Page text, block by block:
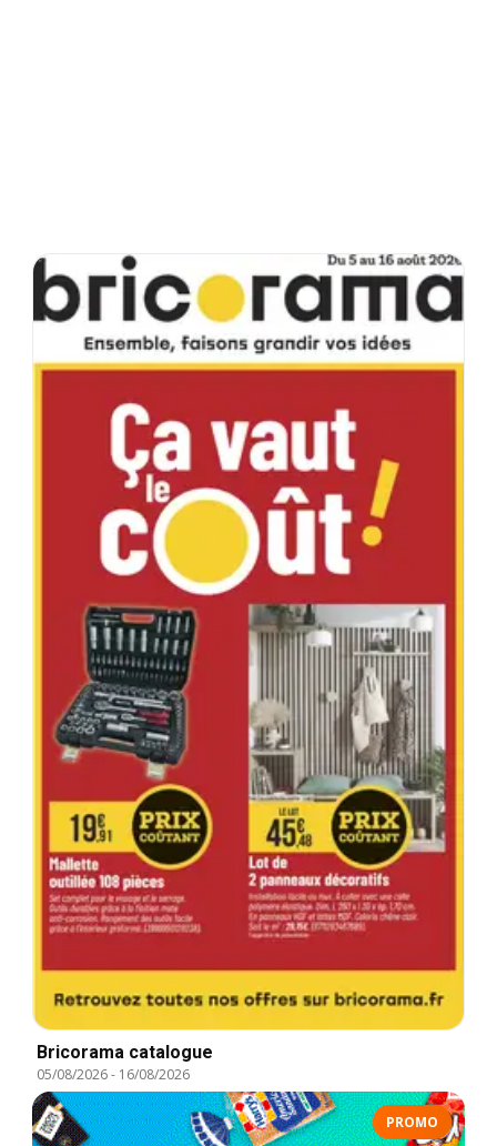
Bricorama catalogue
05/08/2026- 16/08/2026
PROMO